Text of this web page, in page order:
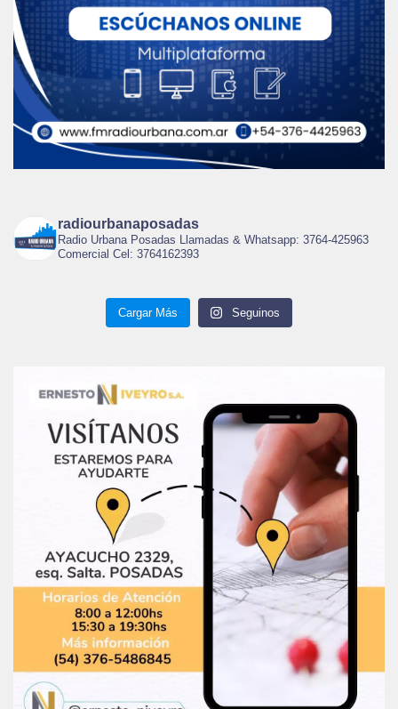
radiourbanaposadas
Radio Urbana Posadas Llamadas & Whatsapp: 3764-425963
Comercial Cel: 3764162393
Cargar Más Seguinos